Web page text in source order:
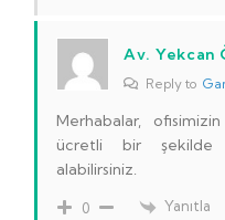
Av. Yekcan
Reply to
Merhabalar,
ücretli bir şekilde
alabilirsiniz.
0 Yanıtla